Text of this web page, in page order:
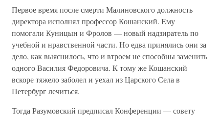
Первое время после смерти Малиновского должность
директора исполнял профессор Кошанский. Ему
помогали Куницын и Фролов — новый надзиратель по
учебной и нравственной части. Но едва принялись они за
дело, как выяснилось, что и втроем не способны заменить
одного Василия Федоровича. К тому же Кошанский
вскоре тяжело заболел и уехал из Царского Села в
Петербург лечиться.
Тогда Разумовский предписал Конференции — совету